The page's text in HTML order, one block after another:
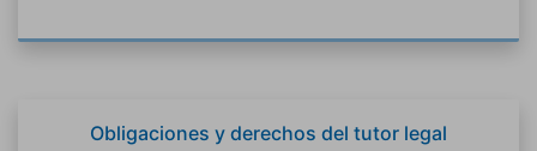
Obligaciones y derechos del tutor legal